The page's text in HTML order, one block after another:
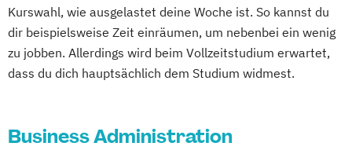
Kurswahl, wie ausgelastet deine Woche ist. So kannst du
dir beispielsweise Zeit einräumen, um nebenbei ein wenig
zu jobben. Allerdings wird beim Vollzeitstudium erwartet,
dass du dich hauptsächlich dem Studium widmest.
Business Administration